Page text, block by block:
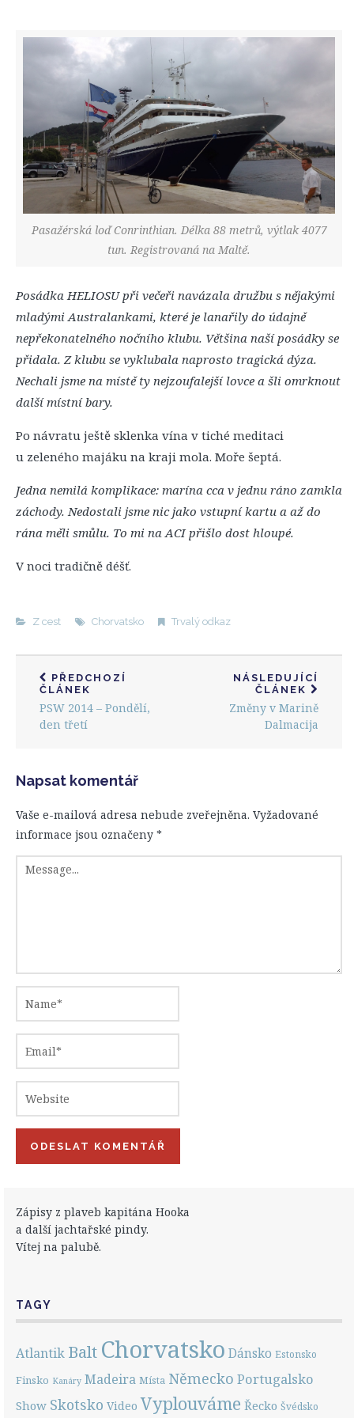
Pasažérská loď Conrinthian. Délka 88 metrů, výtlak 4077
tun. Registrovaná na Maltě.
Posádka HELIOSU při večeři navázala družbu s nějakými
mladými Australankami, které je lanařily do údajně
nepřekonatelného nočního klubu. Většina naší posádky se
přidala. Z klubu se vyklubala naprosto tragická dýza.
Nechali jsme na místě ty nejzoufalejší lovce a šli omrknout
další místní bary.
Po návratu ještě sklenka vína v tiché meditaci
u zeleného majáku na kraji mola. Moře šeptá.
Jedna nemilá komplikace: marína cca v jednu ráno zamkla
záchody. Nedostali jsme nic jako vstupní kartu a až do
rána měli smůlu. To mi na ACI přišlo dost hloupé.
V noci tradičně déšť.
Z cest Chorvatsko Trvalý odkaz
PŘEDCHOZÍ
ČLÁNEK
PSW 2014 – Pondělí,
den třetí
NÁSLEDUJÍCÍ
ČLÁNEK
Změny v Marině
Dalmacija
Napsat komentář
Vaše e-mailová adresa nebude zveřejněna. Vyžadované
informace jsou označeny *
Zápisy z plaveb kapitána Hooka
a další jachtařské pindy.
Vítej na palubě.
TAGY
Atlantik Balt Chorvatsko Dánsko Estonsko
Finsko Kanáry Madeira Místa Německo Portugalsko
Show Skotsko Video Vyplouváme Řecko Švédsko